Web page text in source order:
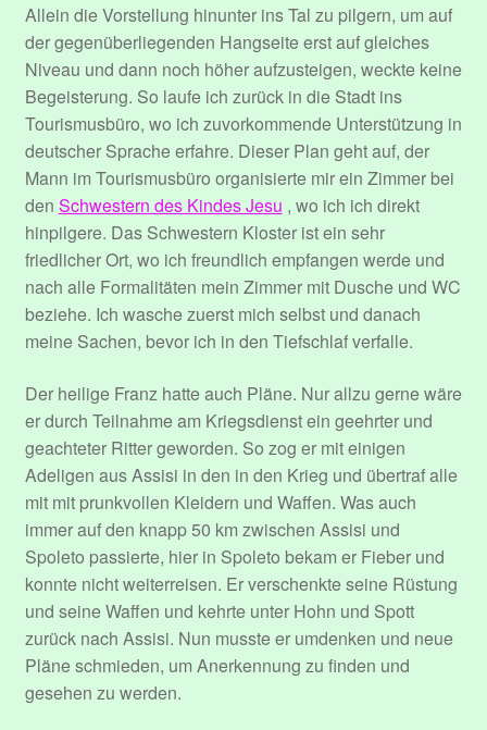
Allein die Vorstellung hinunter ins Tal zu pilgern, um auf
der gegenüberliegenden Hangseite erst auf gleiches
Niveau und dann noch höher aufzusteigen, weckte keine
Begeisterung. So laufe ich zurück in die Stadt ins
Tourismusbüro, wo ich zuvorkommende Unterstützung in
deutscher Sprache erfahre. Dieser Plan geht auf, der
Mann im Tourismusbüro organisierte mir ein Zimmer bei
den Schwestern des Kindes Jesu , wo ich ich direkt
hinpilgere. Das Schwestern Kloster ist ein sehr
friedlicher Ort, wo ich freundlich empfangen werde und
nach alle Formalitäten mein Zimmer mit Dusche und WC
beziehe. Ich wasche zuerst mich selbst und danach
meine Sachen, bevor ich in den Tiefschlaf verfalle.
Der heilige Franz hatte auch Pläne. Nur allzu gerne wäre
er durch Teilnahme am Kriegsdienst ein geehrter und
geachteter Ritter geworden. So zog er mit einigen
Adeligen aus Assisi in den in den Krieg und übertraf alle
mit mit prunkvollen Kleidern und Waffen. Was auch
immer auf den knapp 50 km zwischen Assisi und
Spoleto passierte, hier in Spoleto bekam er Fieber und
konnte nicht weiterreisen. Er verschenkte seine Rüstung
und seine Waffen und kehrte unter Hohn und Spott
zurück nach Assisi. Nun musste er umdenken und neue
Pläne schmieden, um Anerkennung zu finden und
gesehen zu werden.